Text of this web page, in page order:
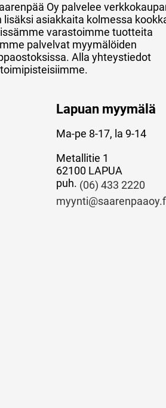
Oy palvelee
asiakkaita kolmessa
varastoimme tuotteita
palvelvat myymälöiden
Alla yhteystiedot
Lapuan myymälä
Ma-pe 8-17, la 9-14
Metallitie 1
62100 LAPUA
puh. (06) 433 2220